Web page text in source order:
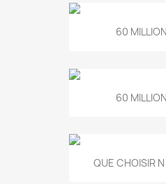
60
60
QUE CHOISIR